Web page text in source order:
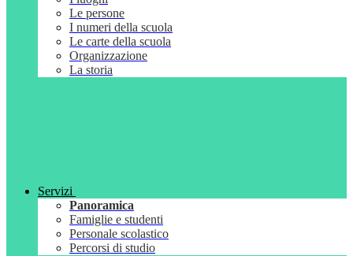
Le persone
I numeri della scuola
Le carte della scuola
Organizzazione
La storia
Servizi
Panoramica
Famiglie e studenti
Personale scolastico
Percorsi di studio